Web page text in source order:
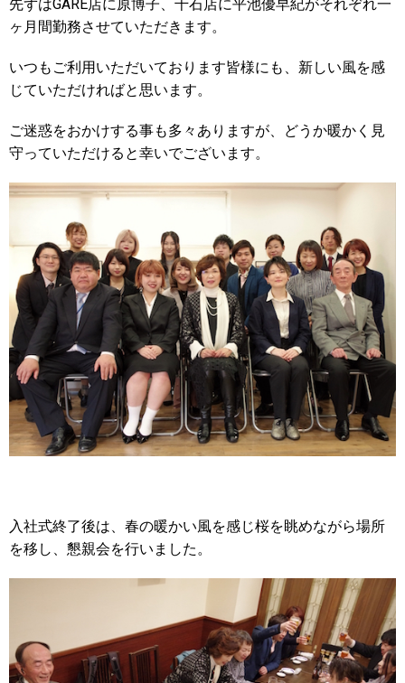
先ずはGARE店に原博子、千石店に平池優早紀がそれぞれ一
ヶ月間勤務させていただきます。
いつもご利用いただいております皆様にも、新しい風を感
じていただければと思います。
ご迷惑をおかけする事も多々ありますが、どうか暖かく見
守っていただけると幸いでございます。
入社式終了後は、春の暖かい風を感じ桜を眺めながら場所
を移し、懇親会を行いました。